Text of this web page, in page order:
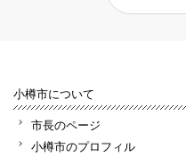
小樽市について
市長のページ
小樽市のプロフィル